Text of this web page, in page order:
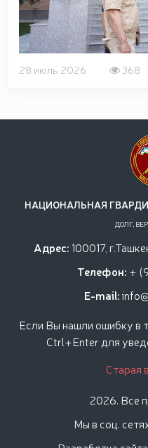
28 июль 2026 368
НАЦИОНАЛЬНАЯ
ДОЛГ,
Адрес: 100017,
Телефон: +
E-mail:
Если Вы нашли ошибку в
Ctrl+Enter для
Старая
2026. Все
Мы в соц.